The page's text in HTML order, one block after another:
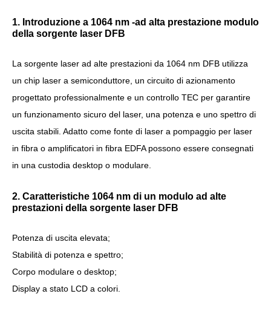
1. Introduzione a 1064 nm -ad alta prestazione modulo
della sorgente laser DFB
La sorgente laser ad alte prestazioni da 1064 nm DFB utilizza
un chip laser a semiconduttore, un circuito di azionamento
progettato professionalmente e un controllo TEC per garantire
un funzionamento sicuro del laser, una potenza e uno spettro di
uscita stabili. Adatto come fonte di laser a pompaggio per laser
in fibra o amplificatori in fibra EDFA possono essere consegnati
in una custodia desktop o modulare.
2. Caratteristiche 1064 nm di un modulo ad alte
prestazioni della sorgente laser DFB
Potenza di uscita elevata;
Stabilità di potenza e spettro;
Corpo modulare o desktop;
Display a stato LCD a colori.